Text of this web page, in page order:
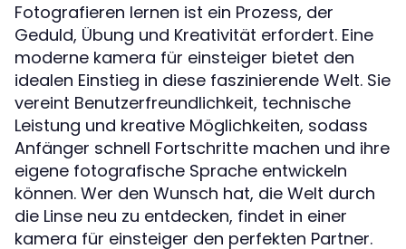
Fotografieren lernen ist ein Prozess, der
Geduld, Übung und Kreativität erfordert. Eine
moderne kamera für einsteiger bietet den
idealen Einstieg in diese faszinierende Welt. Sie
vereint Benutzerfreundlichkeit, technische
Leistung und kreative Möglichkeiten, sodass
Anfänger schnell Fortschritte machen und ihre
eigene fotografische Sprache entwickeln
können. Wer den Wunsch hat, die Welt durch
die Linse neu zu entdecken, findet in einer
kamera für einsteiger den perfekten Partner.